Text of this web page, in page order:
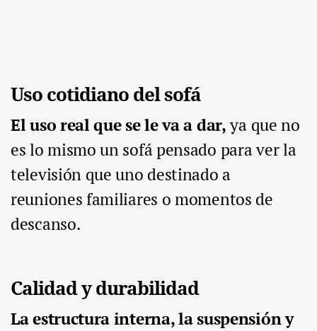
Uso cotidiano del sofá
El uso real que se le va a dar,ya que no
es lo mismo un sofá pensado para ver la
televisión que uno destinado a
reuniones familiares o momentos de
descanso.
Calidad y durabilidad
La estructura interna, la suspensión y